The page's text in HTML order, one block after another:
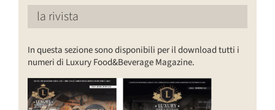
la rivista
In questa sezione sono disponibili per il download tutti i
numeri di Luxury Food&Beverage Magazine.